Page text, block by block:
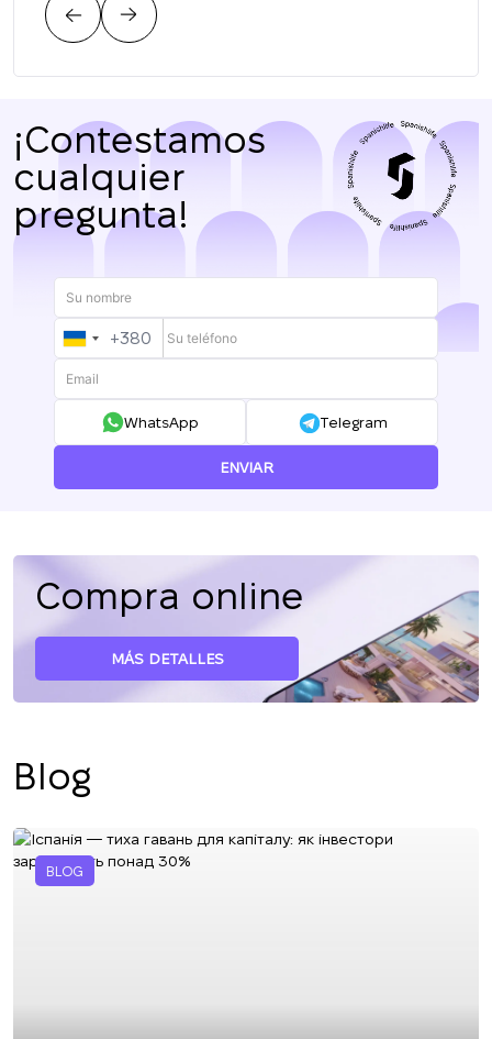
¡Contestamos
cualquier
pregunta!
UKRAINE
+380
+380
WhatsApp Telegram
ENVIAR
Compra online
MÁS DETALLES
Blog
BLOG